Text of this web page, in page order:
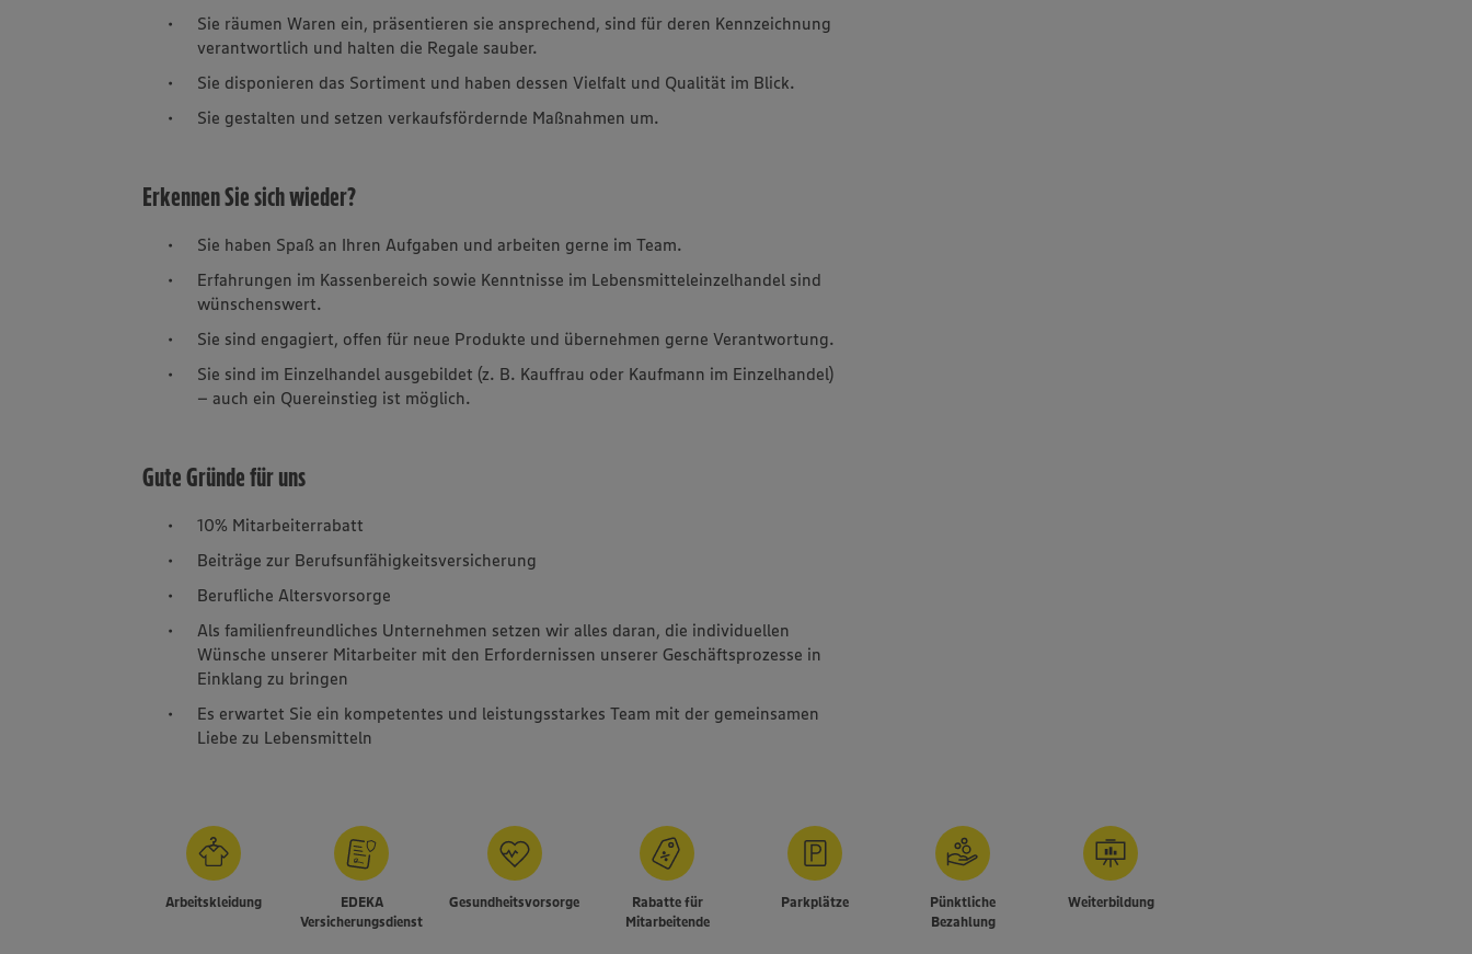
Sie räumen Waren ein, präsentieren sie ansprechend, sind für deren Kennzeichnung
verantwortlich und halten die Regale sauber.
Sie disponieren das Sortiment und haben dessen Vielfalt und Qualität im Blick.
Sie gestalten und setzen verkaufsfördernde Maßnahmen um.
Erkennen Sie sich wieder?
Sie haben Spaß an Ihren Aufgaben und arbeiten gerne im Team.
Erfahrungen im Kassenbereich sowie Kenntnisse im Lebensmitteleinzelhandel sind
wünschenswert.
Sie sind engagiert, offen für neue Produkte und übernehmen gerne Verantwortung.
Sie sind im Einzelhandel ausgebildet (z. B. Kauffrau oder Kaufmann im Einzelhandel)
– auch ein Quereinstieg ist möglich.
Gute Gründe für uns
10% Mitarbeiterrabatt
Beiträge zur Berufsunfähigkeitsversicherung
Berufliche Altersvorsorge
Als familienfreundliches Unternehmen setzen wir alles daran, die individuellen
Wünsche unserer Mitarbeiter mit den Erfordernissen unserer Geschäftsprozesse in
Einklang zu bringen
Es erwartet Sie ein kompetentes und leistungsstarkes Team mit der gemeinsamen
Liebe zu Lebensmitteln
Arbeitskleidung
EDEKA
Versicherungsdienst
Gesundheitsvorsorge
Rabatte für
Mitarbeitende
Parkplätze
Pünktliche
Bezahlung
Weiterbildung